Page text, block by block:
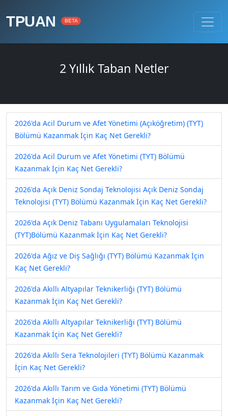
TPUAN BETA
2 Yıllık Taban Netler
2026'da Acil Durum ve Afet Yönetimi (Açıköğretim) (TYT)
Bölümü Kazanmak İçin Kaç Net Gerekli?
2026'da Acil Durum ve Afet Yönetimi (TYT) Bölümü
Kazanmak İçin Kaç Net Gerekli?
2026'da Açık Deniz Sondaj Teknolojisi Açık Deniz Sondaj
Teknolojisi (TYT) Bölümü Kazanmak İçin Kaç Net Gerekli?
2026'da Açık Deniz Tabanı Uygulamaları Teknolojisi
(TYT)Bölümü Kazanmak İçin Kaç Net Gerekli?
2026'da Ağız ve Diş Sağlığı (TYT) Bölümü Kazanmak İçin
Kaç Net Gerekli?
2026'da Akıllı Altyapılar Teknikerliği (TYT) Bölümü
Kazanmak İçin Kaç Net Gerekli?
2026'da Akıllı Altyapılar Teknikerliği (TYT) Bölümü
Kazanmak İçin Kaç Net Gerekli?
2026'da Akıllı Sera Teknolojileri (TYT) Bölümü Kazanmak
İçin Kaç Net Gerekli?
2026'da Akıllı Tarım ve Gıda Yönetimi (TYT) Bölümü
Kazanmak İçin Kaç Net Gerekli?